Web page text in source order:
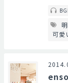
可愛